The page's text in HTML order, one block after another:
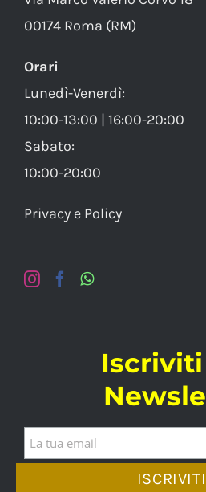
00174 Roma (RM)
Orari
Lunedì-Venerdì:
10:00-13:00 | 16:00-20:00
Sabato:
10:00-20:00
Privacy e Policy
Iscriviti